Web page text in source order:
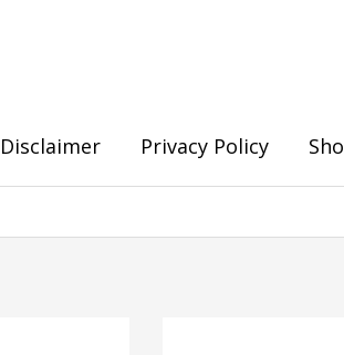
Disclaimer Privacy Policy